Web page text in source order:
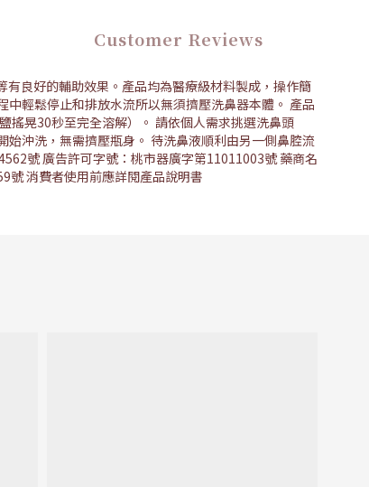
Customer Reviews
良好的輔助效果。產品均為醫療級材料製成，操作簡
輕鬆停止和排放水流所以無須擠壓洗鼻器本體。 產品
搖晃30秒至完全溶解）。 請依個人需求挑選洗鼻頭
始沖洗，無需擠壓瓶身。 待洗鼻液順利由另一側鼻腔流
號 廣告許可字號：桃市器廣字第11011003號 藥商名
號 消費者使用前應詳閱產品說明書